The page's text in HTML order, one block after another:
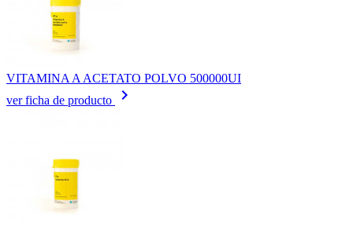
VITAMINA A ACETATO POLVO 500000UI
ver ficha de producto
keyboard_arrow_right